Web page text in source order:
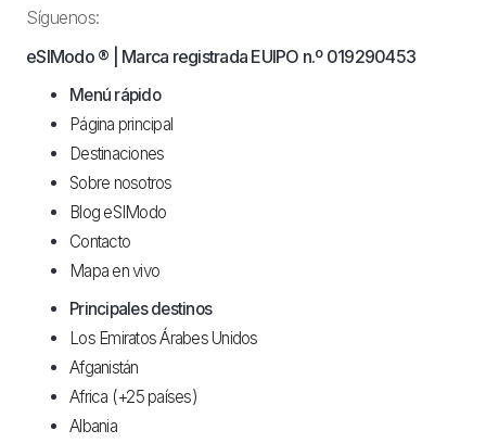
Síguenos:
eSIModo ® | Marca registrada EUIPO n.º 019290453
Menú rápido
Página principal
Destinaciones
Sobre nosotros
Blog eSIModo
Contacto
Mapa en vivo
Principales destinos
Los Emiratos Árabes Unidos
Afganistán
Africa (+25 países)
Albania